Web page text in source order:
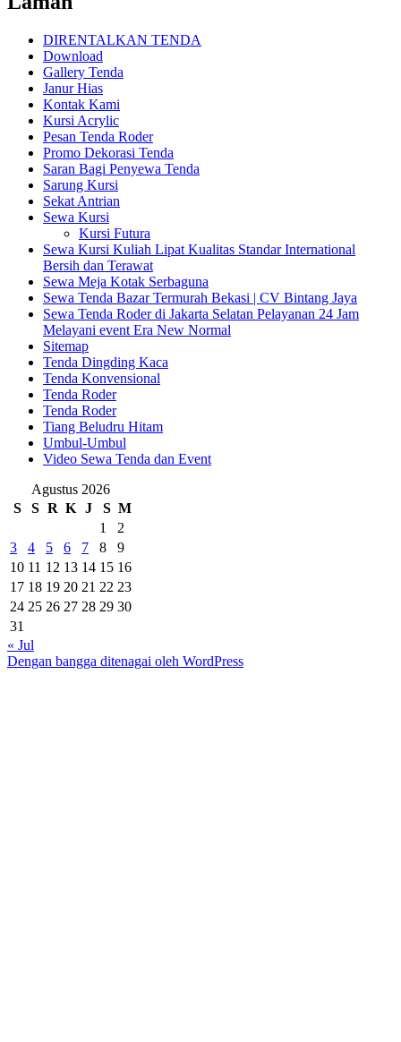
DIRENTALKAN TENDA
Download
Gallery Tenda
Janur Hias
Kontak Kami
Kursi Acrylic
Pesan Tenda Roder
Promo Dekorasi Tenda
Saran Bagi Penyewa Tenda
Sarung Kursi
Sekat Antrian
Sewa Kursi
Kursi Futura
Sewa Kursi Kuliah Lipat Kualitas Standar International
Bersih dan Terawat
Sewa Meja Kotak Serbaguna
Sewa Tenda Bazar Termurah Bekasi | CV Bintang Jaya
Sewa Tenda Roder di Jakarta Selatan Pelayanan 24 Jam
Melayani event Era New Normal
Sitemap
Tenda Dingding Kaca
Tenda Konvensional
Tenda Roder
Tenda Roder
Tiang Beludru Hitam
Umbul-Umbul
Video Sewa Tenda dan Event
Agustus 2026
S
S R K J S M
1
2
3
4 5 6 7 8
9
10 11 12 13 14 15 16
17 18 19 20 21 22 23
24 25 26 27 28 29 30
31
« Jul
Dengan bangga ditenagai oleh WordPress